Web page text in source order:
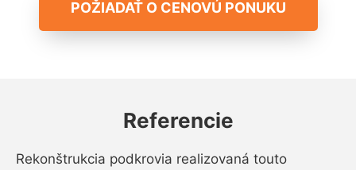
POŽIADAŤ O CENOVÚ PONUKU
Referencie
Rekonštrukcia podkrovia realizovaná touto